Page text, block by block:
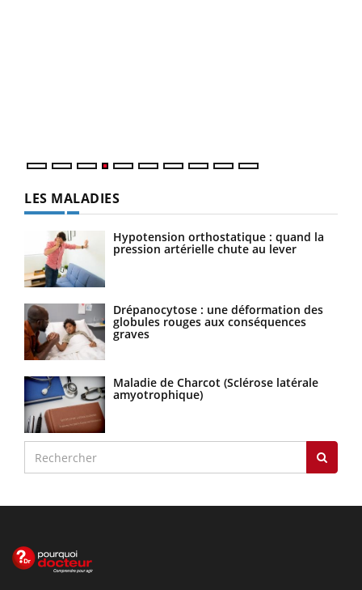
LES MALADIES
Hypotension orthostatique : quand la
pression artérielle chute au lever
Drépanocytose : une déformation des
globules rouges aux conséquences
graves
Maladie de Charcot (Sclérose latérale
amyotrophique)